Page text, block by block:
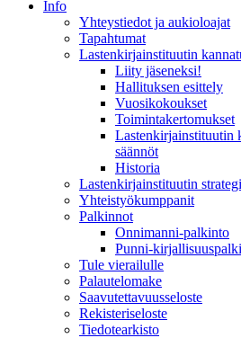
Info
Yhteystiedot ja aukioloajat
Tapahtumat
Lastenkirjainstituutin
Liity jäseneksi!
Hallituksen esittely
Vuosikokoukset
Toimintakertomukset
Lastenkirjainstituutin
säännöt
Historia
Lastenkirjainstituutin
Yhteistyökumppanit
Palkinnot
Onnimanni-palkinto
Punni-
Tule vierailulle
Palautelomake
Saavutettavuusseloste
Rekisteriseloste
Tiedotearkisto